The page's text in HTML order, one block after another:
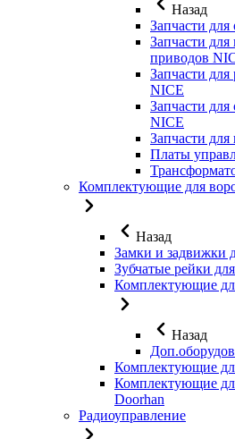
Назад
Запчасти
Запчасти
приводов
Запчасти
NICE
Запчасти
NICE
Запчасти
Платы
Комплектующие для
Назад
Замки и задвижки
Зубчатые рейки
Комплектующие
Назад
Комплектующие
Комплектующие
Doorhan
Радиоуправление